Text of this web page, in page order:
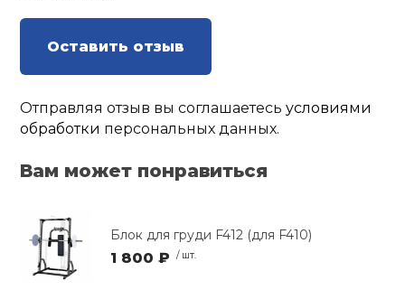
Оставить отзыв
Отправляя отзыв вы соглашаетесьусловиями
обработки персональных данных.
Вам может понравиться
Блок для груди F412 (для F410)
1 800 ₽ / шт.